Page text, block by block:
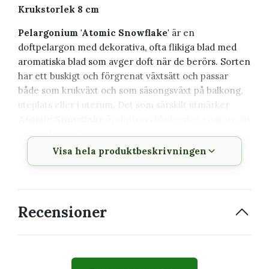
Krukstorlek 8 cm
Pelargonium 'Atomic Snowflake' är en
doftpelargon med dekorativa, ofta flikiga blad med
aromatiska blad som avger doft när de berörs. Sorten
har ett buskigt och förgrenat växtsätt och passar
både som krukväxt och som säsongsväxt på balkong,
uteplats eller i uterum. Det som särskilt utmärker
Växtbeskrivning
namn
Geraniaceae
Visa hela produktbeskrivningen
Recensioner